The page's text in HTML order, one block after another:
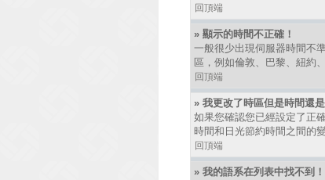
回頂端
» 顯示的時間不正確！
一般很少出現伺服器時間不
區，例如倫敦、巴黎、紐約
回頂端
» 我更改了時區但是時間還是
如果您確認您已經設定了正
時間和日光節約時間之間的
回頂端
» 我的語系在列表中找不到！